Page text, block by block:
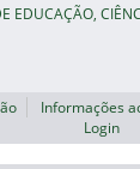
EDUCAÇÃO,
Informações
Login